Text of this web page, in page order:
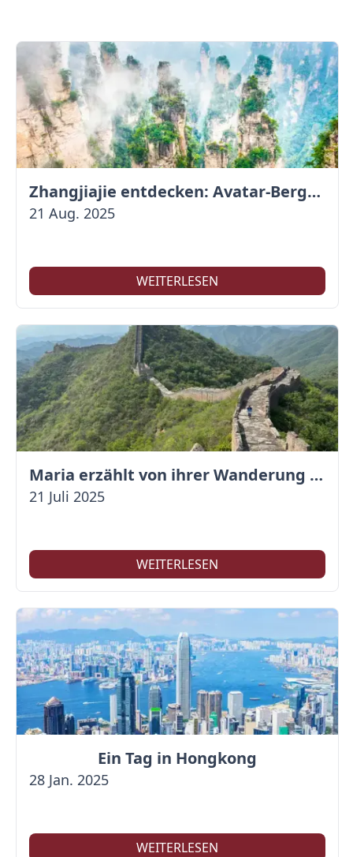
Zhangjiajie entdecken: Avatar-Berge & Altstadt von Fenghuang
21 Aug. 2025
WEITERLESEN
Maria erzählt von ihrer Wanderung auf der Großen Mauer
21 Juli 2025
WEITERLESEN
Ein Tag in Hongkong
28 Jan. 2025
WEITERLESEN